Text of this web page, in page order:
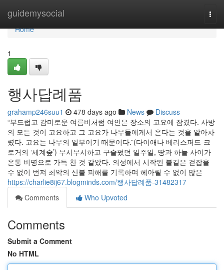
guidemysocial
Home
Home
1
행사답례품
grahamp246suu1 478 days ago News
Discuss
“부드럽고 감미로운 여름비처럼 여인은 장소의 고요에 잠겼다. 사방
의 모든 것이 고요하고 그 고요가 나무들에게서 온다는 것을 알아차
렸다. 고요는 나무의 일부이기 때문이다.”(다이애나 베리스퍼드-크
로거의 ‘세계숲’) 무시무시하고 구슬펐던 일주일, 땅과 하늘 사이가
온통 비명으로 가득 찬 것 같았다. 의성에서 시작된 불길은 걷잡을
수 없이 번져 최악의 산불 피해를 기록하며 헤아릴 수 없이 많은
https://charlie8ij67.blogminds.com/행사답례품-31482317
Comments
Who Upvoted
Comments
Submit a Comment
No HTML